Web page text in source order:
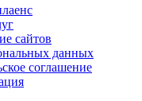
сайтов
данных
соглашение